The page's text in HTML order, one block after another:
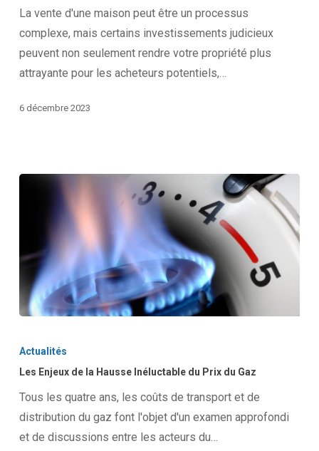
votre
maison
grâce
aux
énergétiques
La vente d'une maison peut être un processus
complexe, mais certains investissements judicieux
peuvent non seulement rendre votre propriété plus
attrayante pour les acheteurs potentiels,…
6 décembre 2023
Enjeux
de
Hausse
Inéluctable
du
Actualités
Les Enjeux de la Hausse Inéluctable du Prix du Gaz
Tous les quatre ans, les coûts de transport et de
distribution du gaz font l'objet d'un examen approfondi
et de discussions entre les acteurs du…